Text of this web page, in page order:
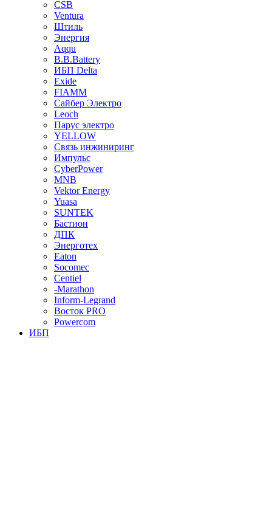
CSB
Ventura
Штиль
Энергия
Aqqu
B.B.Bаttery
ИБП Delta
Exide
FIAMM
Сайбер Электро
Leoch
Парус электро
YELLOW
Связь инжиниринг
Импульс
CyberPower
MNB
Vektor Energy
Yuasa
SUNTEK
Бастион
ДПК
Энерготех
Eaton
Socomec
Centiel
-Marathon
Inform-Legrand
Восток PRO
Powercom
ИБП